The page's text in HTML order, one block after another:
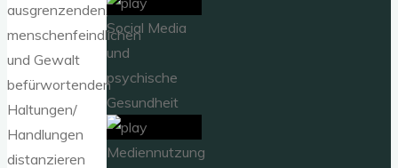
ausgrenzenden,
menschenfeindlichen
und Gewalt
befürwortenden
Haltungen/
Handlungen
distanzieren
Social Media
und
psychische
Gesundheit
Mediennutzung